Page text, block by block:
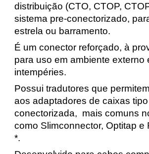
distribuição (CTO, CTOP,
sistema pre-conectorizado, pa
estrela ou barramento.
É um conector reforçado, à
para uso em ambiente externo
intempéries.
Possui tradutores que
aos adaptadores de caixas
conectorizada, mais comuns
como Slimconnector, Optitap e
*.